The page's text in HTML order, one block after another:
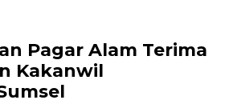
Pagar Alam Terima
Kakanwil